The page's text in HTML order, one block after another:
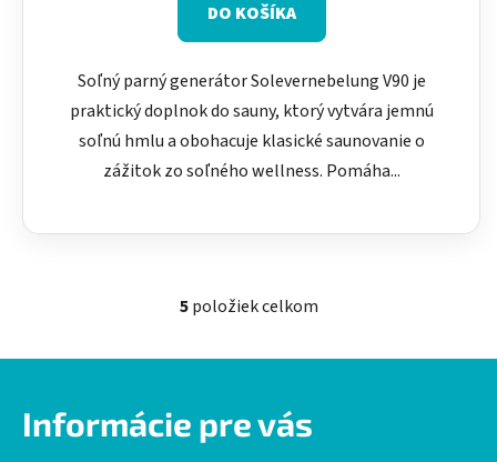
DO KOŠÍKA
Soľný parný generátor Solevernebelung V90 je
praktický doplnok do sauny, ktorý vytvára jemnú
soľnú hmlu a obohacuje klasické saunovanie o
zážitok zo soľného wellness. Pomáha...
O
l
d
a
5položiek celkom
Informácie pre vás